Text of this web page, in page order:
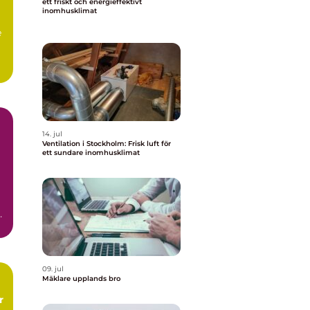
inomhusklimat
14. jul
Ventilation i Stockholm: Frisk luft för
ett sundare inomhusklimat
09. jul
Mäklare upplands bro